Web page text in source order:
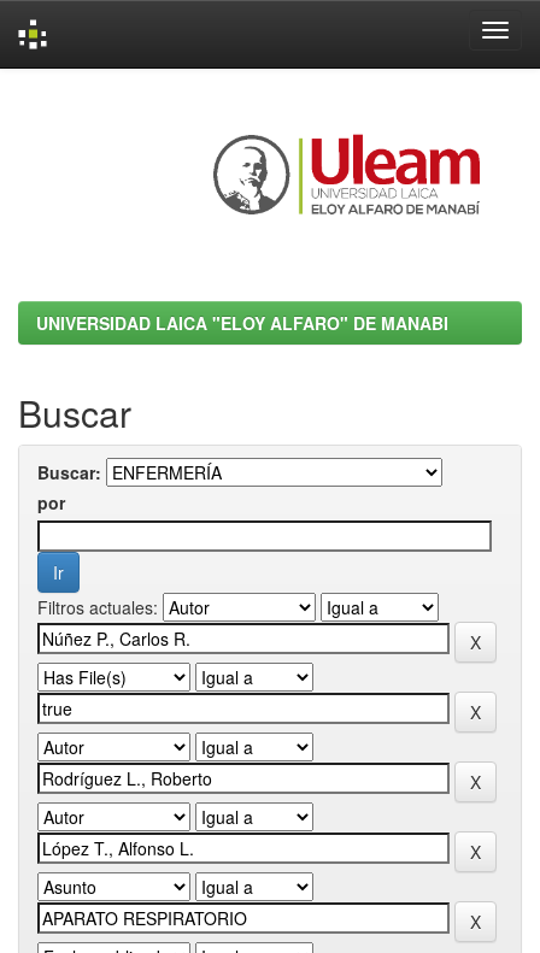
UNIVERSIDAD LAICA "ELOY ALFARO" DE MANABI
Buscar
Buscar:
por
Filtros actuales: